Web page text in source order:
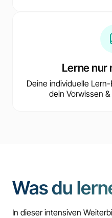
Lerne nur
Deine individuelle
dein Vorwissen
Was du
In dieser intensiven